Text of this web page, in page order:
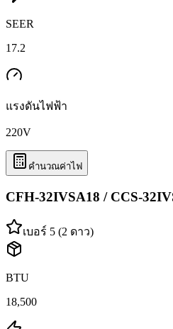
SEER
17.2
แรงดันไฟฟ้า
220V
คำนวณค่าไฟ
CFH-32IVSA18 / CCS-
เบอร์ 5 (2 ดาว)
BTU
18,500